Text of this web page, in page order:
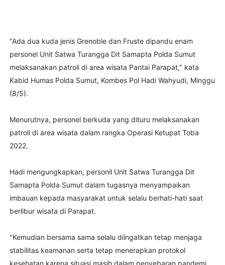
"Ada dua kuda jenis Grenoble dan Fruste dipandu enam
personel Unit Satwa Turangga Dit Samapta Polda Sumut
melaksanakan patroli di area wisata Pantai Parapat," kata
Kabid Humas Polda Sumut, Kombes Pol Hadi Wahyudi, Minggu
(8/5).
Menurutnya, personel berkuda yang dituru melaksanakan
patroli di area wisata dalam rangka Operasi Ketupat Toba
2022.
Hadi mengungkapkan, personil Unit Satwa Turangga Dit
Samapta Polda Sumut dalam tugasnya menyampaikan
imbauan kepada masyarakat untuk selalu berhati-hati saat
berlibur wisata di Parapat.
"Kemudian bersama sama selalu diingatkan tetap menjaga
stabilitas keamanan serta tetap menerapkan protokol
kesehatan karena situasi masih dalam penyebaran pandemi